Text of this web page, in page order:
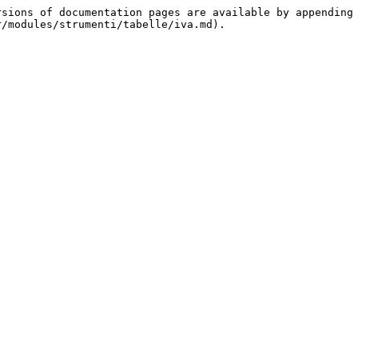
of documentation pages are available by appending
modules/strumenti/tabelle/iva.md).